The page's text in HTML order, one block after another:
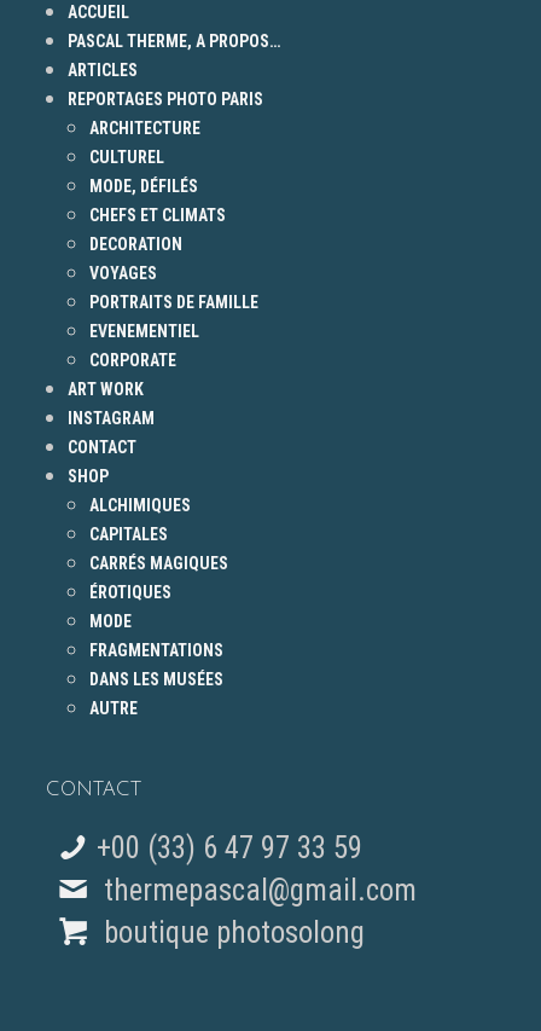
ACCUEIL
PASCAL THERME, A PROPOS…
ARTICLES
REPORTAGES PHOTO PARIS
ARCHITECTURE
CULTUREL
MODE, DÉFILÉS
CHEFS ET CLIMATS
DECORATION
VOYAGES
PORTRAITS DE FAMILLE
EVENEMENTIEL
CORPORATE
ART WORK
INSTAGRAM
CONTACT
SHOP
ALCHIMIQUES
CAPITALES
CARRÉS MAGIQUES
ÉROTIQUES
MODE
FRAGMENTATIONS
DANS LES MUSÉES
AUTRE
CONTACT
+00 (33) 6 47 97 33 59
thermepascal@gmail.com
boutique photosolong